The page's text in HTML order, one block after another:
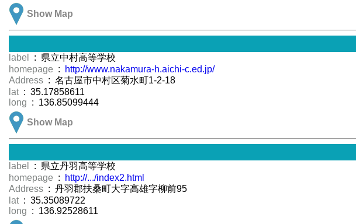
Show Map
label
: 県立中村高等学校
homepage :
http://www.nakamura-h.aichi-c.ed.jp/
Address : 名古屋市中村区菊水町1-2-18
lat : 35.17858611
long : 136.85099444
Show Map
label
: 県立丹羽高等学校
homepage :
http://.../index2.html
Address : 丹羽郡扶桑町大字高雄字柳前95
lat : 35.35089722
long : 136.92528611